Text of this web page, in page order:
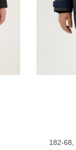
182-68,